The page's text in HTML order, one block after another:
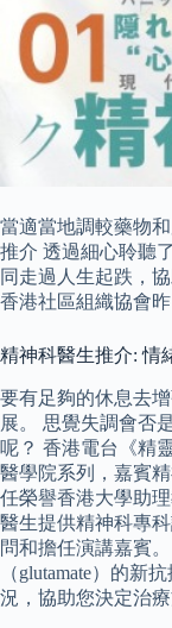
當適當地調較藥物
推介 透過細心聆聽
同走過人生起跌，
香港社區組織協會
精神科醫生推介: 情
要有足夠的休息去
展。 思覺失調會否
呢？ 香港電台《精
醫學院系列，嘉賓
任榮譽香港大學助
醫生提供精神科專
問和擔任演講嘉賓
（glutamate）的新
況，協助您決定治療